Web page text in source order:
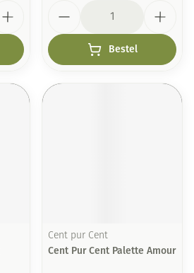
Bestel
Cent pur Cent
Cent Pur Cent Palette Amour